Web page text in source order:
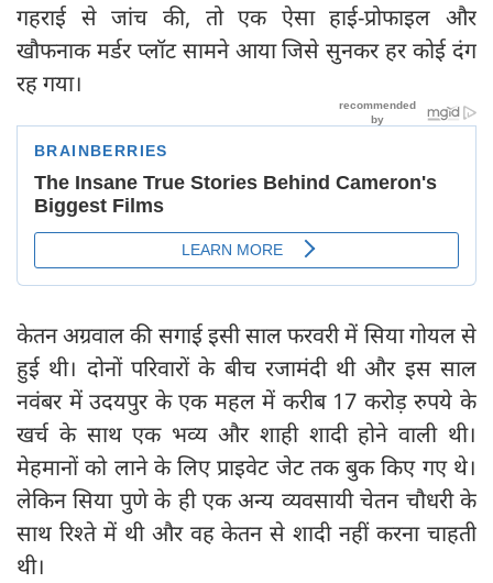
गहराई से जांच की, तो एक ऐसा हाई-प्रोफाइल और
खौफनाक मर्डर प्लॉट सामने आया जिसे सुनकर हर कोई दंग
रह गया।
केतन अग्रवाल की सगाई इसी साल फरवरी में सिया गोयल से
हुई थी। दोनों परिवारों के बीच रजामंदी थी और इस साल
नवंबर में उदयपुर के एक महल में करीब 17 करोड़ रुपये के
खर्च के साथ एक भव्य और शाही शादी होने वाली थी।
मेहमानों को लाने के लिए प्राइवेट जेट तक बुक किए गए थे।
लेकिन सिया पुणे के ही एक अन्य व्यवसायी चेतन चौधरी के
साथ रिश्ते में थी और वह केतन से शादी नहीं करना चाहती
थी।